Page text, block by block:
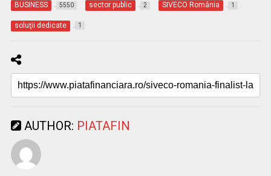
BUSINESS 5550 sector public 2 SIVECO România 1
soluţii dedicate 1
AUTHOR: PIATAFIN